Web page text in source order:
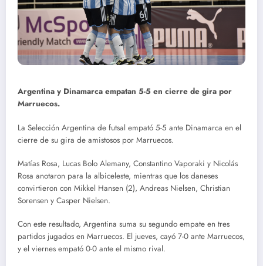
Argentina y Dinamarca empatan 5-5 en cierre de gira por
Marruecos.
La Selección Argentina de futsal empató 5-5 ante Dinamarca en el
cierre de su gira de amistosos por Marruecos.
Matías Rosa, Lucas Bolo Alemany, Constantino Vaporaki y Nicolás
Rosa anotaron para la albiceleste, mientras que los daneses
convirtieron con Mikkel Hansen (2), Andreas Nielsen, Christian
Sorensen y Casper Nielsen.
Con este resultado, Argentina suma su segundo empate en tres
partidos jugados en Marruecos. El jueves, cayó 7-0 ante Marruecos,
y el viernes empató 0-0 ante el mismo rival.